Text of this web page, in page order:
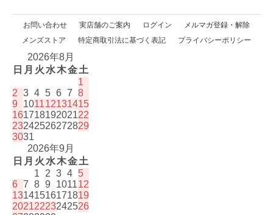
お問い合わせ 実店舗のご案内 ログイン
メルマガ登録・解除
メンズストア
特定商取引法に基づく表記 プライバシーポリシー
2026年8月
日 月 火 水木金土
1
2 3 4 5 6 7 8
9
101112131415
16171819202122
23242526272829
3031
2026年9月
日 月 火 水木金土
1
2 3 4 5
6 7 8 9 101112
13141516171819
20212223242526